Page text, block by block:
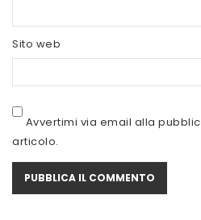
SYFORM
VOLCHEM
WHY NATURE
WHY SPORT
Sito web
Avvertimi via email alla
articolo.